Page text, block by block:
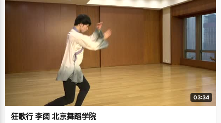
03:34
狂歌行 李阔 北京舞蹈学院